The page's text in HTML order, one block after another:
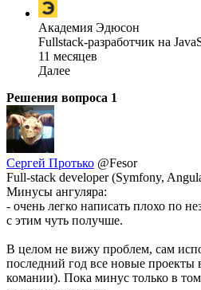
Академия Эдюсон
Fullstack-разработчик на
11 месяцев
Далее
Решения вопроса 1
Сергей Протько @Fesor
Full-stack developer (Symfony,
Минусы ангуляра:
- очень легко написать плохо по
с этим чуть получше.
В целом не вижу проблем, сам
последний год все новые проекты
комании). Пока минус только в